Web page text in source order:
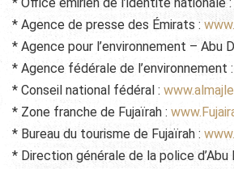
* Office émirien de l’identité nationale :
* Agence de presse des Émirats :
* Agence pour l’environnement – Abu
* Agence fédérale de l’environnement
* Conseil national fédéral :
* Zone franche de Fujaïrah :
* Bureau du tourisme de Fujaïrah :
* Direction générale de la police d’Abu